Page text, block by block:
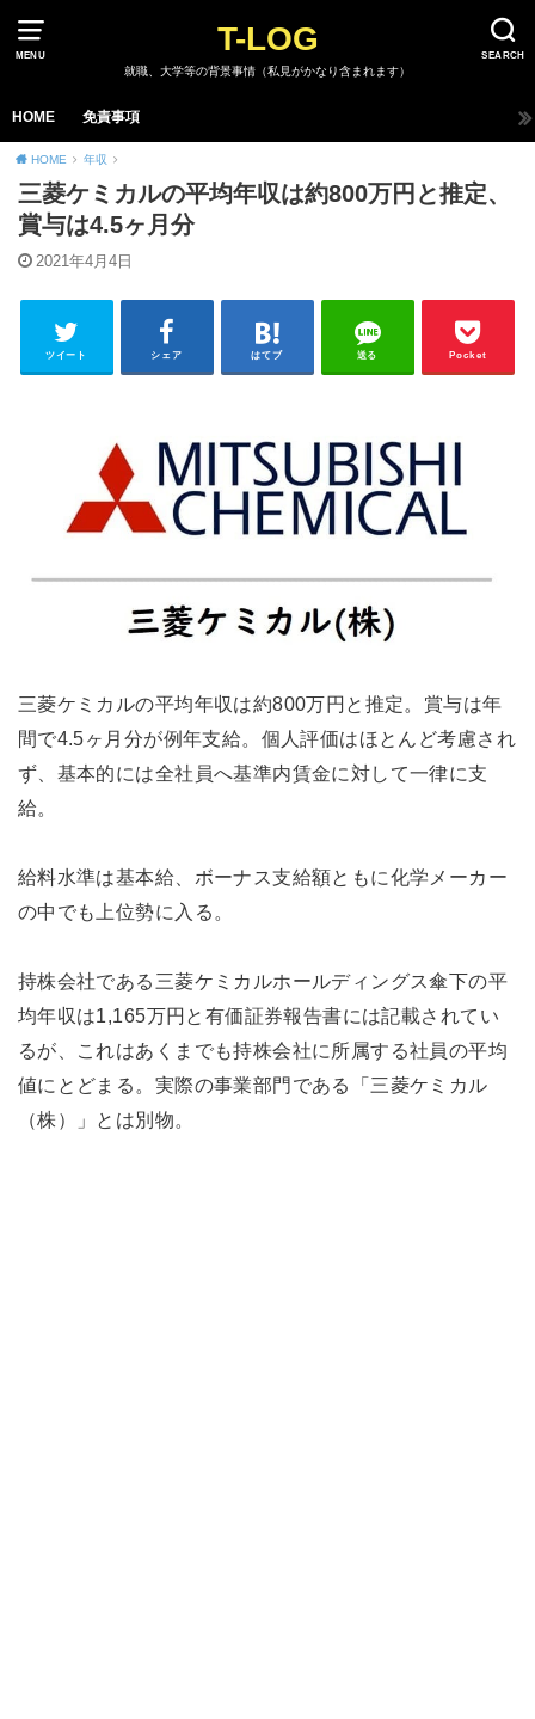
MENU SEARCH
T-LOG
就職、大学等の背景事情（私見がかなり含まれます）
HOME 免責事項
HOME 年収
三菱ケミカルの平均年収は約800万円と推定、
賞与は4.5ヶ月分
2021年4月4日
ツイート シェア はてブ 送る Pocket
三菱ケミカルの平均年収は約800万円と推定。賞与は年
間で4.5ヶ月分が例年支給。個人評価はほとんど考慮され
ず、基本的には全社員へ基準内賃金に対して一律に支
給。
給料水準は基本給、ボーナス支給額ともに化学メーカー
の中でも上位勢に入る。
持株会社である三菱ケミカルホールディングス傘下の平
均年収は1,165万円と有価証券報告書には記載されてい
るが、これはあくまでも持株会社に所属する社員の平均
値にとどまる。実際の事業部門である「三菱ケミカル
（株）」とは別物。